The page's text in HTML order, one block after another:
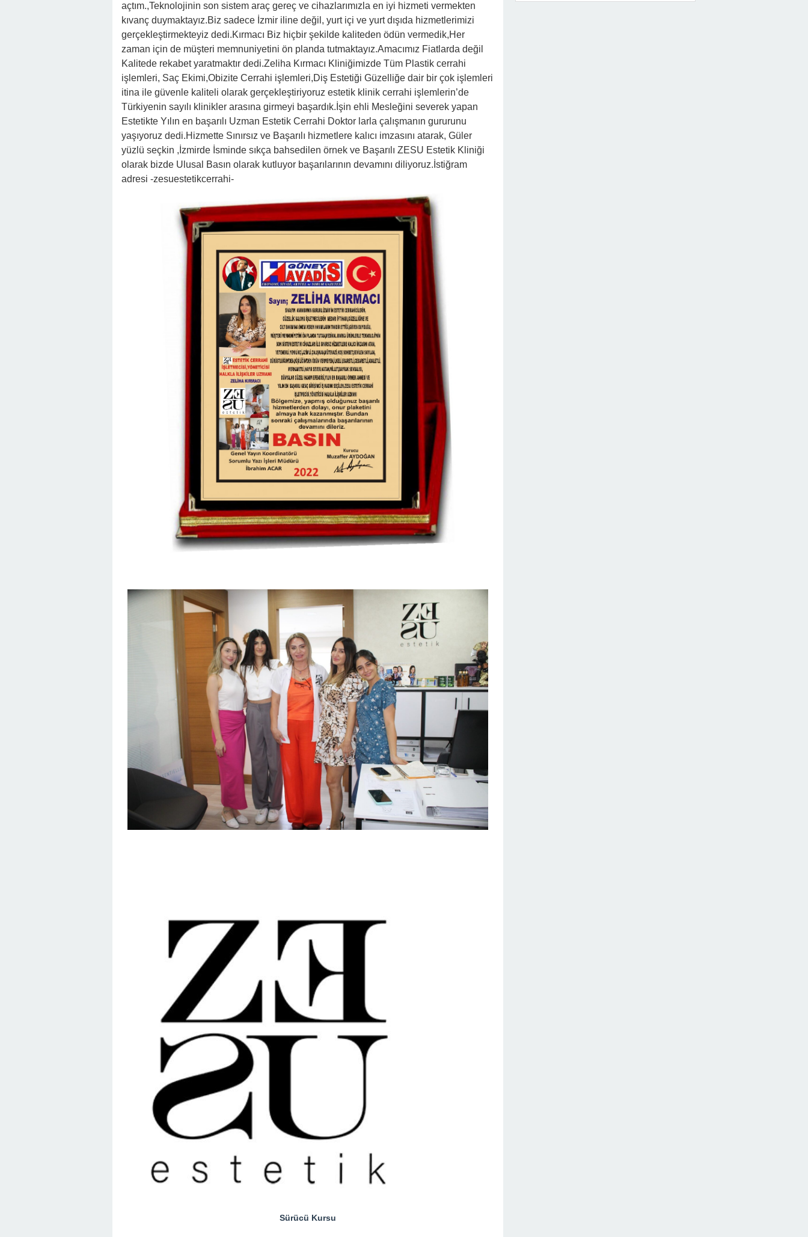
açtım.,Teknolojinin son sistem araç gereç ve cihazlarımızla en iyi hizmeti vermekten
kıvanç duymaktayız.Biz sadece İzmir iline değil, yurt içi ve yurt dışıda hizmetlerimizi
gerçekleştirmekteyiz dedi.Kırmacı Biz hiçbir şekilde kaliteden ödün vermedik,Her
zaman için de müşteri memnuniyetini ön planda tutmaktayız.Amacımız Fiatlarda değil
Kalitede rekabet yaratmaktır dedi.Zeliha Kırmacı Kliniğimizde Tüm Plastik cerrahi
işlemleri, Saç Ekimi,Obizite Cerrahi işlemleri,Diş Estetiği Güzelliğe dair bir çok işlemleri
itina ile güvenle kaliteli olarak gerçekleştiriyoruz estetik klinik cerrahi işlemlerin’de
Türkiyenin sayılı klinikler arasına girmeyi başardık.İşin ehli Mesleğini severek yapan
Estetikte Yılın en başarılı Uzman Estetik Cerrahi Doktor larla çalışmanın gururunu
yaşıyoruz dedi.Hizmette Sınırsız ve Başarılı hizmetlere kalıcı imzasını atarak, Güler
yüzlü seçkin ,İzmirde İsminde sıkça bahsedilen örnek ve Başarılı ZESU Estetik Kliniği
olarak bizde Ulusal Basın olarak kutluyor başarılarının devamını diliyoruz.İstiğram
adresi -zesuestetikcerrahi-
Sürücü Kursu